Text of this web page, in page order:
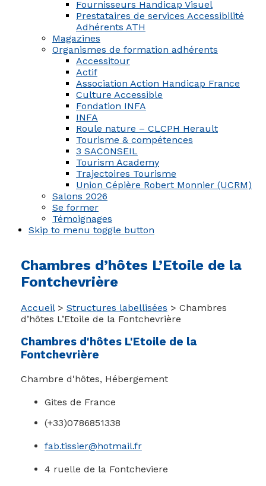
Fournisseurs Handicap Visuel
Prestataires de services Accessibilité
Adhérents ATH
Magazines
Organismes de formation adhérents
Accessitour
Actif
Association Action Handicap France
Culture Accessible
Fondation INFA
INFA
Roule nature – CLCPH Herault
Tourisme & compétences
3 SACONSEIL
Tourism Academy
Trajectoires Tourisme
Union Cépière Robert Monnier (UCRM)
Salons 2026
Se former
Témoignages
Skip to menu toggle button
Chambres d’hôtes L’Etoile de la
Fontchevrière
Accueil> Structures labellisées > Chambres
d’hôtes L’Etoile de la Fontchevrière
Chambres d'hôtes L'Etoile de la
Fontchevrière
Chambre d'hôtes, Hébergement
Gites de France
(+33)0786851338
fab.tissier@hotmail.fr
4 ruelle de la Fontcheviere